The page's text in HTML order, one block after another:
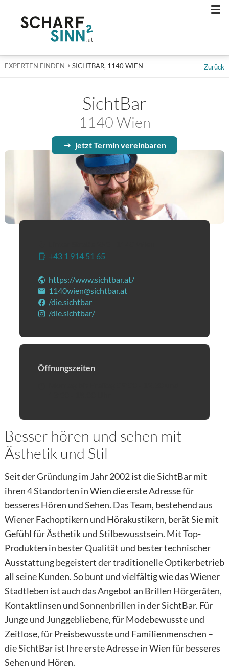
EXPERTEN FINDEN AKTUELL: SICHTBAR, 1140 WIEN
SICHTBAR, 1140 WIEN Zurück
SichtBar
1140 Wien
jetzt Termin vereinbaren
+43 1 914 51 65
https://www.sichtbar.at/
1140wien@sichtbar.at
/die.sichtbar
/die.sichtbar/
Öffnungszeiten
Besser hören und sehen mit
Ästhetik und Stil
Seit der Gründung im Jahr 2002 ist die SichtBar mit
ihren 4 Standorten in Wien die erste Adresse für
besseres Hören und Sehen. Das Team, bestehend aus
Wiener Fachoptikern und Hörakustikern, berät Sie mit
Gefühl für Ästhetik und Stilbewusstsein. Mit Top-
Produkten in bester Qualität und bester technischer
Ausstattung begeistert der traditionelle Optikerbetrieb
all seine Kunden. So bunt und vielfältig wie das Wiener
Stadtleben ist auch das Angebot an Brillen Hörgeräten,
Kontaktlinsen und Sonnenbrillen in der SichtBar. Für
Junge und Junggebliebene, für Modebewusste und
Zeitlose, für Preisbewusste und Familienmenschen –
die SichtBar ist Ihre erste Adresse in Wien für besseres
Sehen und Hören.